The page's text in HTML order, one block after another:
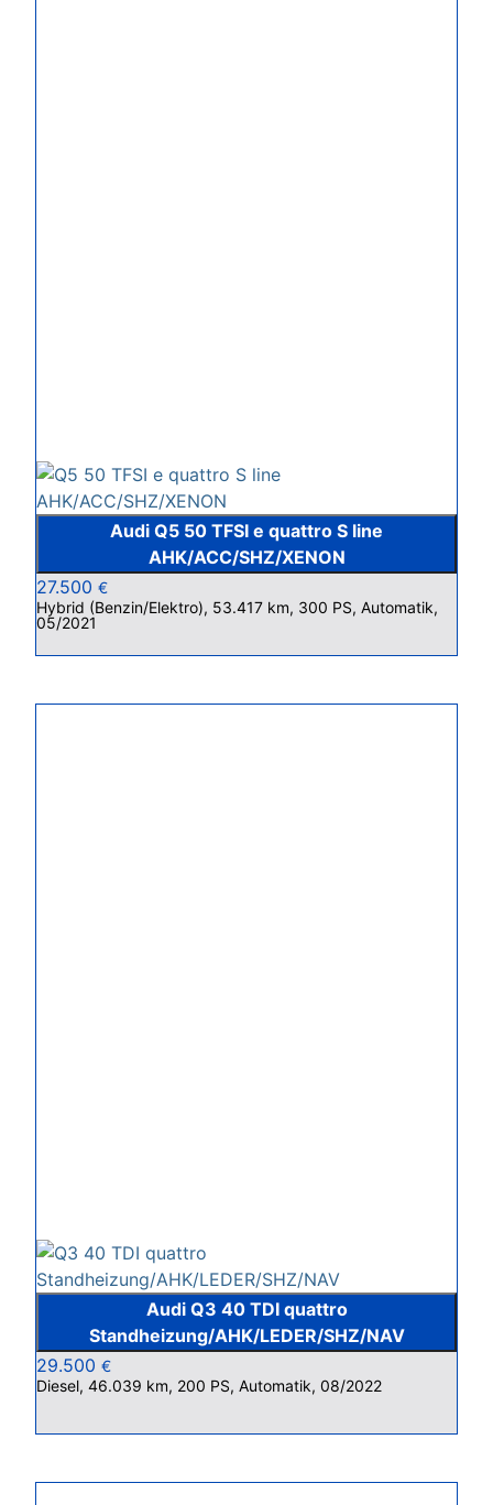
Audi Q5 50 TFSI e quattro S line
AHK/ACC/SHZ/XENON
27.500 €
Hybrid (Benzin/Elektro), 53.417 km, 300 PS, Automatik,
05/2021
Audi Q3 40 TDI quattro
Standheizung/AHK/LEDER/SHZ/NAV
29.500 €
Diesel, 46.039 km, 200 PS, Automatik, 08/2022